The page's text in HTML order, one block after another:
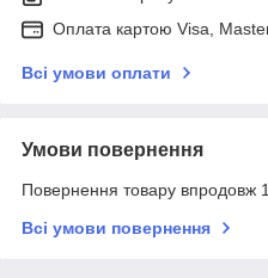
Оплата картою Visa,
Всі умови оплати
Умови повернення
Повернення товару впродовж
Всі умови повернення